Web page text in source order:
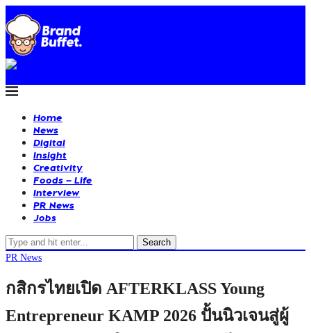
Home
News
Digital
Insight
Creativity
Foods – Life
Interview
PR News
Jobs
Search
PR News
กสิกรไทยเปิด AFTERKLASS Young
Entrepreneur KAMP 2026 ปั้นนิวเจนสู่ผู้